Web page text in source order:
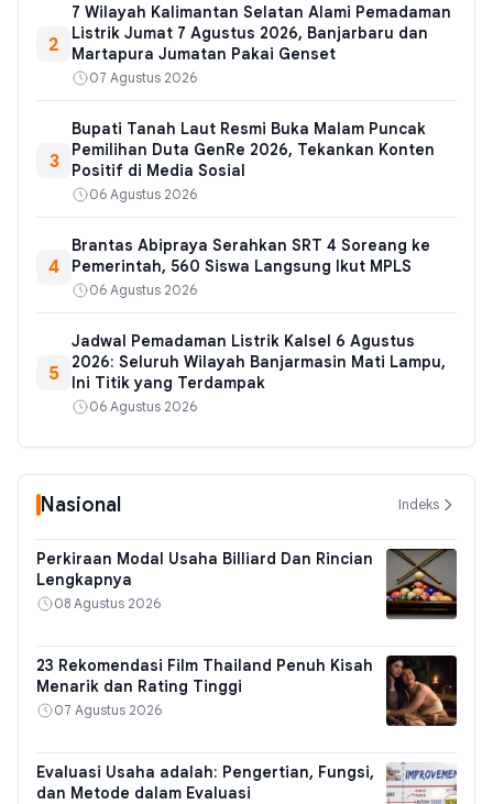
2
7 Wilayah Kalimantan Selatan Alami Pemadaman
Listrik Jumat 7 Agustus 2026, Banjarbaru dan
Martapura Jumatan Pakai Genset
07 Agustus 2026
3
Bupati Tanah Laut Resmi Buka Malam Puncak
Pemilihan Duta GenRe 2026, Tekankan Konten
Positif di Media Sosial
06 Agustus 2026
4
Brantas Abipraya Serahkan SRT 4 Soreang ke
Pemerintah, 560 Siswa Langsung Ikut MPLS
06 Agustus 2026
5
Jadwal Pemadaman Listrik Kalsel 6 Agustus
2026: Seluruh Wilayah Banjarmasin Mati Lampu,
Ini Titik yang Terdampak
06 Agustus 2026
Nasional Indeks
Perkiraan Modal Usaha Billiard Dan Rincian
Lengkapnya
08 Agustus 2026
23 Rekomendasi Film Thailand Penuh Kisah
Menarik dan Rating Tinggi
07 Agustus 2026
Evaluasi Usaha adalah: Pengertian, Fungsi,
dan Metode dalam Evaluasi